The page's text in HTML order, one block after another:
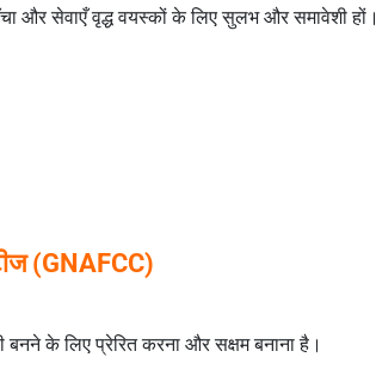
और सेवाएँ वृद्ध वयस्कों के लिए सुलभ और समावेशी हों।
(GNAFCC)
बनने के लिए प्रेरित करना और सक्षम बनाना है।